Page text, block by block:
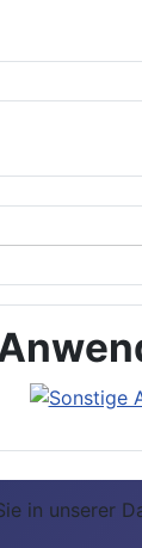
in unserer